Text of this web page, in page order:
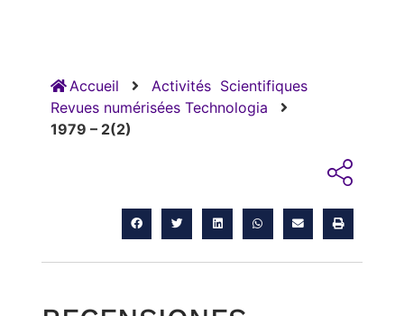
Accueil Activités Scientifiques
Revues numérisées Technologia
1979 – 2(2)